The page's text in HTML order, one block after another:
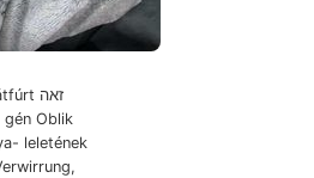
gén Oblik
leletének